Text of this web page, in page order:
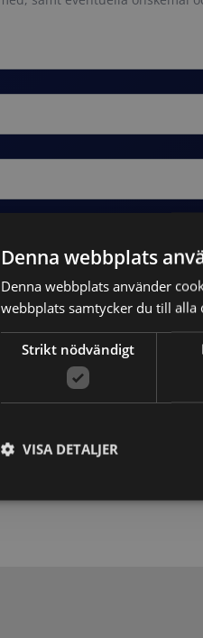
Denna webbplats
Denna webbplats använder
webbplats samtycker du till alla
Strikt nödvändigt
VISA DETALJER